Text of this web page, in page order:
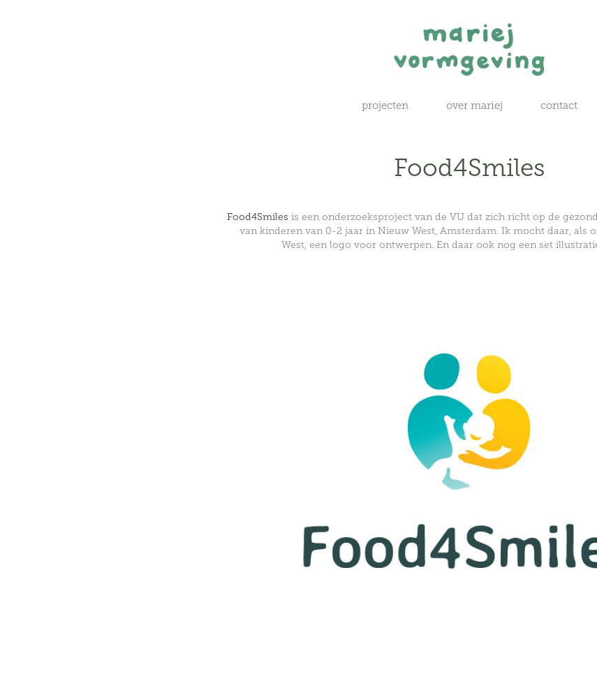
projecten over mariej contact
Food4Smiles
Food4Smiles is een onderzoeksproject van de VU dat zich richt op de
van kinderen van 0-2 jaar in Nieuw West, Amsterdam. Ik mocht daar, als
West, een logo voor ontwerpen. En daar ook nog een set